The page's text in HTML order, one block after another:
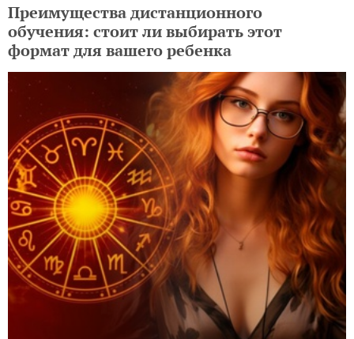
Преимущества дистанционного
обучения: стоит ли выбирать этот
формат для вашего ребенка